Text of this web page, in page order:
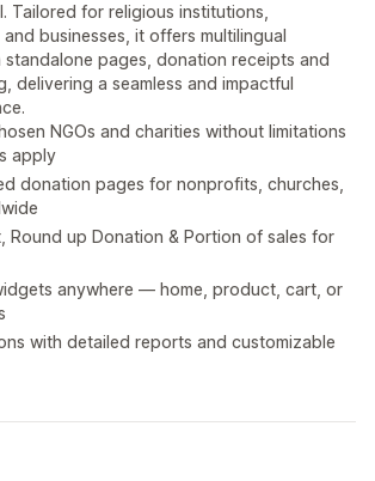
Tailored for religious institutions,
businesses, it offers multilingual
pages, donation receipts and
delivering a seamless and impactful
NGOs and charities without limitations
apply
donation pages for nonprofits, churches,
Round up Donation & Portion of sales for
anywhere — home, product, cart, or
with detailed reports and customizable